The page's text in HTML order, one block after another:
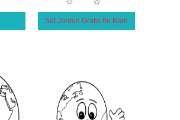
Söt Jorden Gratis för Barn